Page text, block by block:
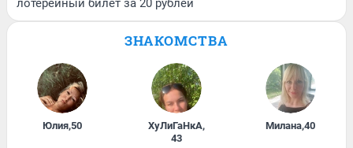
лотерейный билет за 20 рублей
ЗНАКОМСТВА
Юлия,50 ХуЛиГаНкА,
43
Милана,40